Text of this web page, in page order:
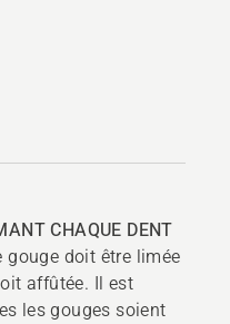
CHAQUE DENT
gouge doit être limée
affûtée. Il est
les gouges soient